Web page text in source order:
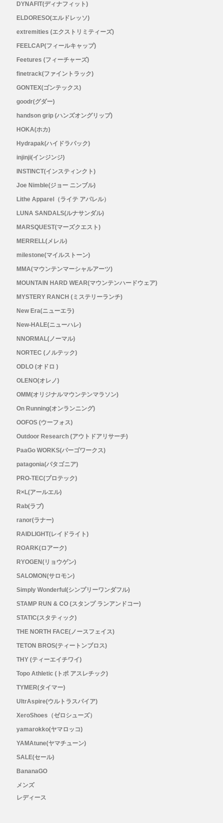
DYNAFIT(ディナフィット)
ELDORESO(エルドレッソ)
extremities (エクストリミティーズ)
FEELCAP(フィールキャップ)
Feetures (フィーチャーズ)
finetrack(ファイントラック)
GONTEX(ゴンテックス)
goodr(グダー)
handson grip (ハンズオングリップ)
HOKA(ホカ)
Hydrapak(ハイドラパック)
injinji(インジンジ)
INSTINCT(インスティンクト)
Joe Nimble(ジョー ニンブル)
Lithe Apparel（ライテ アパレル）
LUNA SANDALS(ルナサンダル)
MARSQUEST(マーズクエスト)
MERRELL(メレル)
milestone(マイルストーン)
MMA(マウンテンマーシャルアーツ)
MOUNTAIN HARD WEAR(マウンテンハードウェア)
MYSTERY RANCH (ミステリーランチ)
New Era(ニューエラ)
New-HALE(ニューハレ)
NNORMAL(ノーマル)
NORTEC (ノルテック)
ODLO (オドロ )
OLENO(オレノ)
OMM(オリジナルマウンテンマラソン)
On Running(オンランニング)
OOFOS (ウーフォス)
Outdoor Research (アウトドアリサーチ)
PaaGo WORKS(パーゴワークス)
patagonia(パタゴニア)
PRO-TEC(プロテック)
R×L(アールエル)
Rab(ラブ)
ranor(ラナー)
RAIDLIGHT(レイドライト)
ROARK(ロアーク)
RYOGEN(リョウゲン)
SALOMON(サロモン)
Simply Wonderful(シンプリーワンダフル)
STAMP RUN & CO (スタンプ ランアンドコー)
STATIC(スタティック)
THE NORTH FACE(ノースフェイス)
TETON BROS(ティートンブロス)
THY (ティーエイチワイ)
Topo Athletic (トポ アスレチック)
TYMER(タイマー)
UltrAspire(ウルトラスパイア)
XeroShoes（ゼロシューズ）
yamarokko(ヤマロッコ)
YAMAtune(ヤマチューン)
SALE(セール)
BananaGO
メンズ
レディース